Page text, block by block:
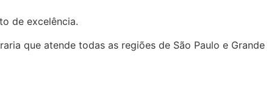
de excelência.
que atende todas as regiões de São Paulo e Grande